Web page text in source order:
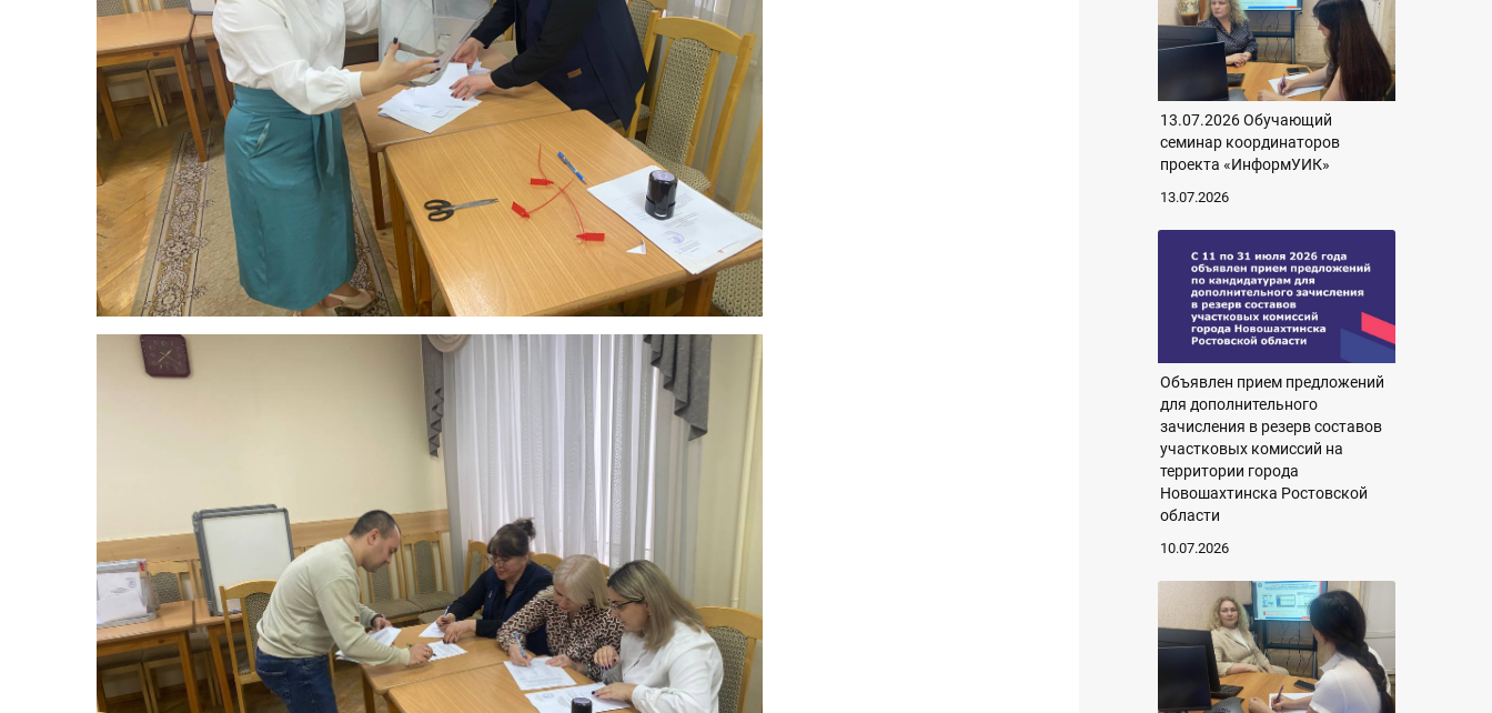
13.07.2026 Обучающий
семинар координаторов
проекта «ИнформУИК»
13.07.2026
Объявлен прием предложений
для дополнительного
зачисления в резерв составов
участковых комиссий на
территории города
Новошахтинска Ростовской
области
10.07.2026